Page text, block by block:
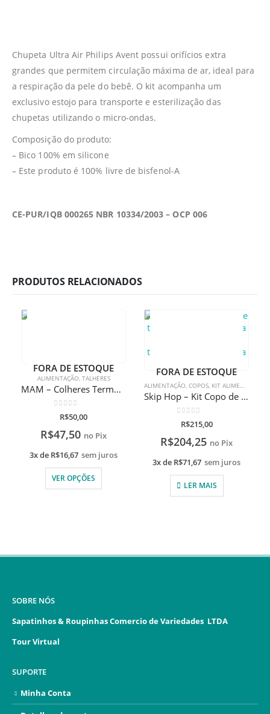
Chupeta Ultra Air Philips Avent possui orifícios extra
grandes que permitem circulação máxima de ar, ideal para
a respiração da pele do bebê. O kit acompanha um
exclusivo estojo para transporte e esterilização das
chupetas utilizando o micro-ondas.
Composição do produto:
– Bico 100% em silicone
– Este produto é 100% livre de bisfenol-A
CE-PUR/IQB 000265 NBR 10334/2003 – OCP 006
PRODUTOS RELACIONADOS
FORA DE ESTOQUE
ALIMENTAÇÃO, TALHERES
MAM – Colheres Termossensíveis
de 5
R$50,00
R$47,50 no Pix
3x de R$16,67 sem juros
VER OPÇÕES
FORA DE ESTOQUE
ALIMENTAÇÃO, COPOS, KIT ALIMENTAÇÃO
Skip Hop – Kit Copo de treinamento zoo abelha 266ml + prato de treinamento zoo abelha com gravação a laser
de 5
R$215,00
R$204,25 no Pix
3x de R$71,67 sem juros
LER MAIS
SOBRE NÓS
Sapatinhos & Roupinhas Comercio de Variedades LTDA
Tour Virtual
SUPORTE
Minha Conta